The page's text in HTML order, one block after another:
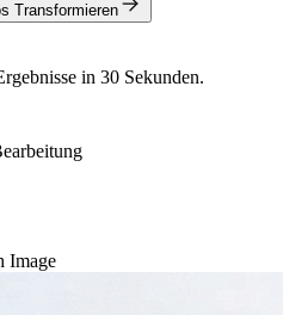
Transformieren
in 30 Sekunden.
Image